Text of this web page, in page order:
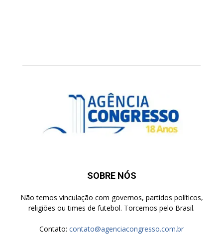
SOBRE NÓS
Não temos vinculação com governos, partidos políticos,
religiões ou times de futebol. Torcemos pelo Brasil.
Contato: contato@agenciacongresso.com.br